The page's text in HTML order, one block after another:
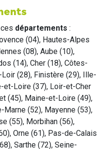
départements :
(04), Hautes-Alpes
(08), Aube (10),
(14), Cher (18), Côtes-
Loir (28), Finistère (29), Ille-
et-Loire (37), Loir-et-Cher
(45), Maine-et-Loire (49),
Marne (52), Mayenne (53),
(55), Morbihan (56),
Orne (61), Pas-de-Calais
Sarthe (72), Seine-